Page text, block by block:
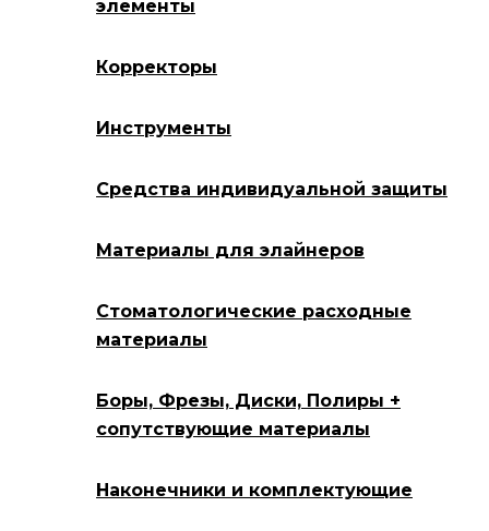
элементы
Корректоры
Инструменты
Средства индивидуальной защиты
Материалы для элайнеров
Стоматологические расходные
материалы
Боры, Фрезы, Диски, Полиры +
сопутствующие материалы
Наконечники и комплектующие